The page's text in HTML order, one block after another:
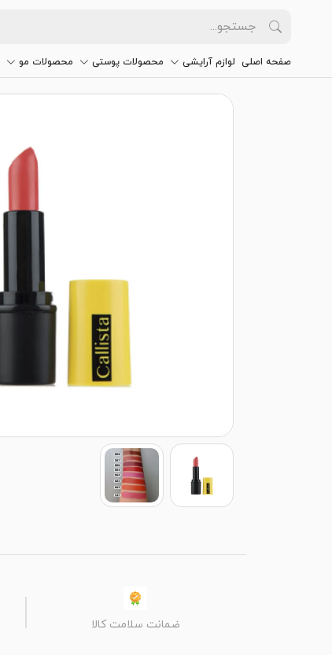
صفحه اصلی لوازم آرایشی محصولات پوستی محصولات مو
ضمانت سلامت کالا